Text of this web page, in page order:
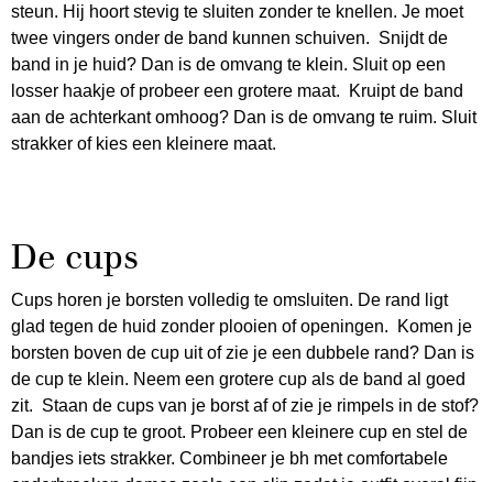
steun. Hij hoort stevig te sluiten zonder te knellen. Je moet
twee vingers onder de band kunnen schuiven. Snijdt de
band in je huid? Dan is de omvang te klein. Sluit op een
losser haakje of probeer een grotere maat. Kruipt de band
aan de achterkant omhoog? Dan is de omvang te ruim. Sluit
strakker of kies een kleinere maat.
De cups
Cups horen je borsten volledig te omsluiten. De rand ligt
glad tegen de huid zonder plooien of openingen. Komen je
borsten boven de cup uit of zie je een dubbele rand? Dan is
de cup te klein. Neem een grotere cup als de band al goed
zit. Staan de cups van je borst af of zie je rimpels in de stof?
Dan is de cup te groot. Probeer een kleinere cup en stel de
bandjes iets strakker. Combineer je bh met comfortabele